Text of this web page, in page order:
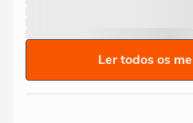
Ler todos os